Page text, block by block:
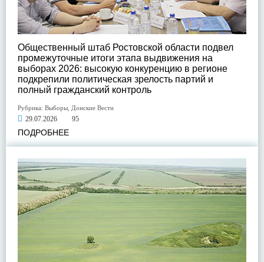
Общественный штаб Ростовской области подвел
промежуточные итоги этапа выдвижения на
выборах 2026: высокую конкуренцию в регионе
подкрепили политическая зрелость партий и
полный гражданский контроль
Рубрика: Выборы Донские Вести
29.07.2026 95
ПОДРОБНЕЕ